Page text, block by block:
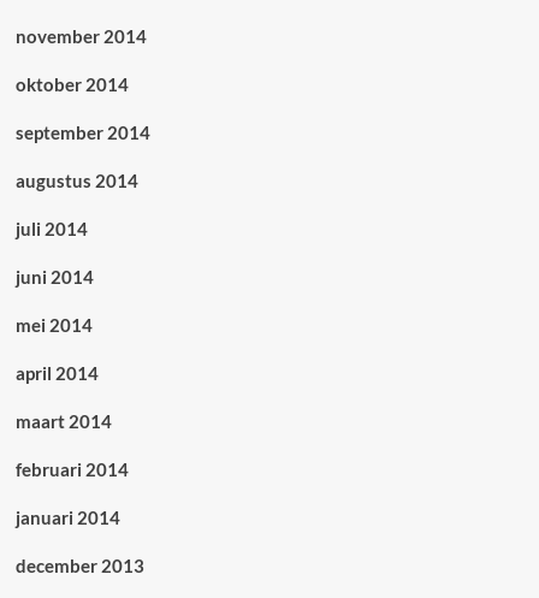
november 2014
oktober 2014
september 2014
augustus 2014
juli 2014
juni 2014
mei 2014
april 2014
maart 2014
februari 2014
januari 2014
december 2013